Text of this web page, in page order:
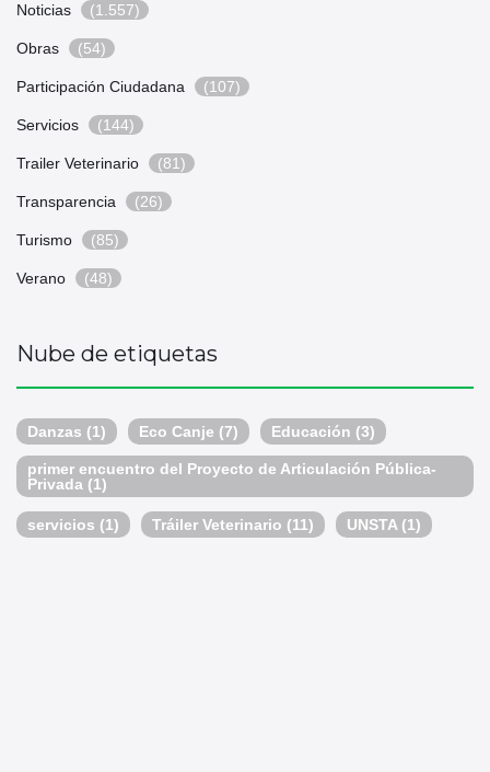
Noticias (1.557)
Obras (54)
Participación Ciudadana (107)
Servicios (144)
Trailer Veterinario (81)
Transparencia (26)
Turismo (85)
Verano (48)
Nube de etiquetas
Danzas (1) Eco Canje (7) Educación (3)
primer encuentro del Proyecto de Articulación Pública-
Privada (1)
servicios (1) Tráiler Veterinario (11) UNSTA(1)